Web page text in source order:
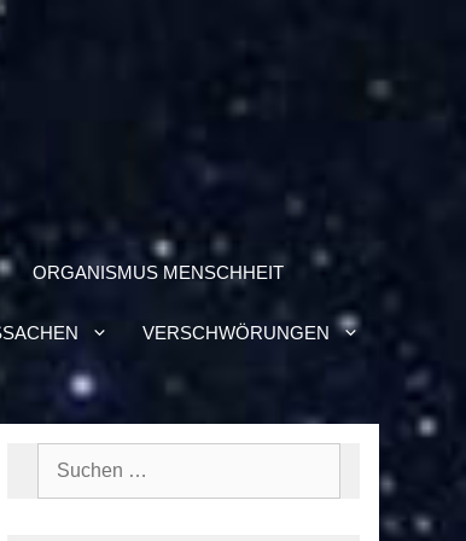
ORGA­NIS­MUS MENSCH­HEIT
VER­SCHWÖ­RUN­GEN